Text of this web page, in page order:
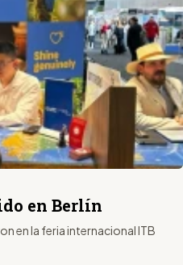
en Berlín
en la feria internacional ITB